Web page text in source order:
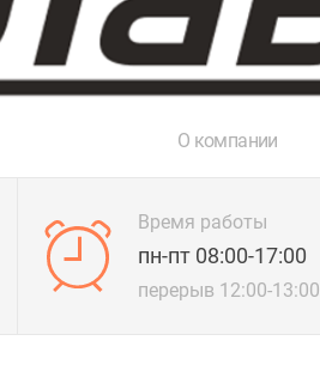
О компании
Время работы
пн-пт 08:00-17:00
перерыв 12:00-13:00